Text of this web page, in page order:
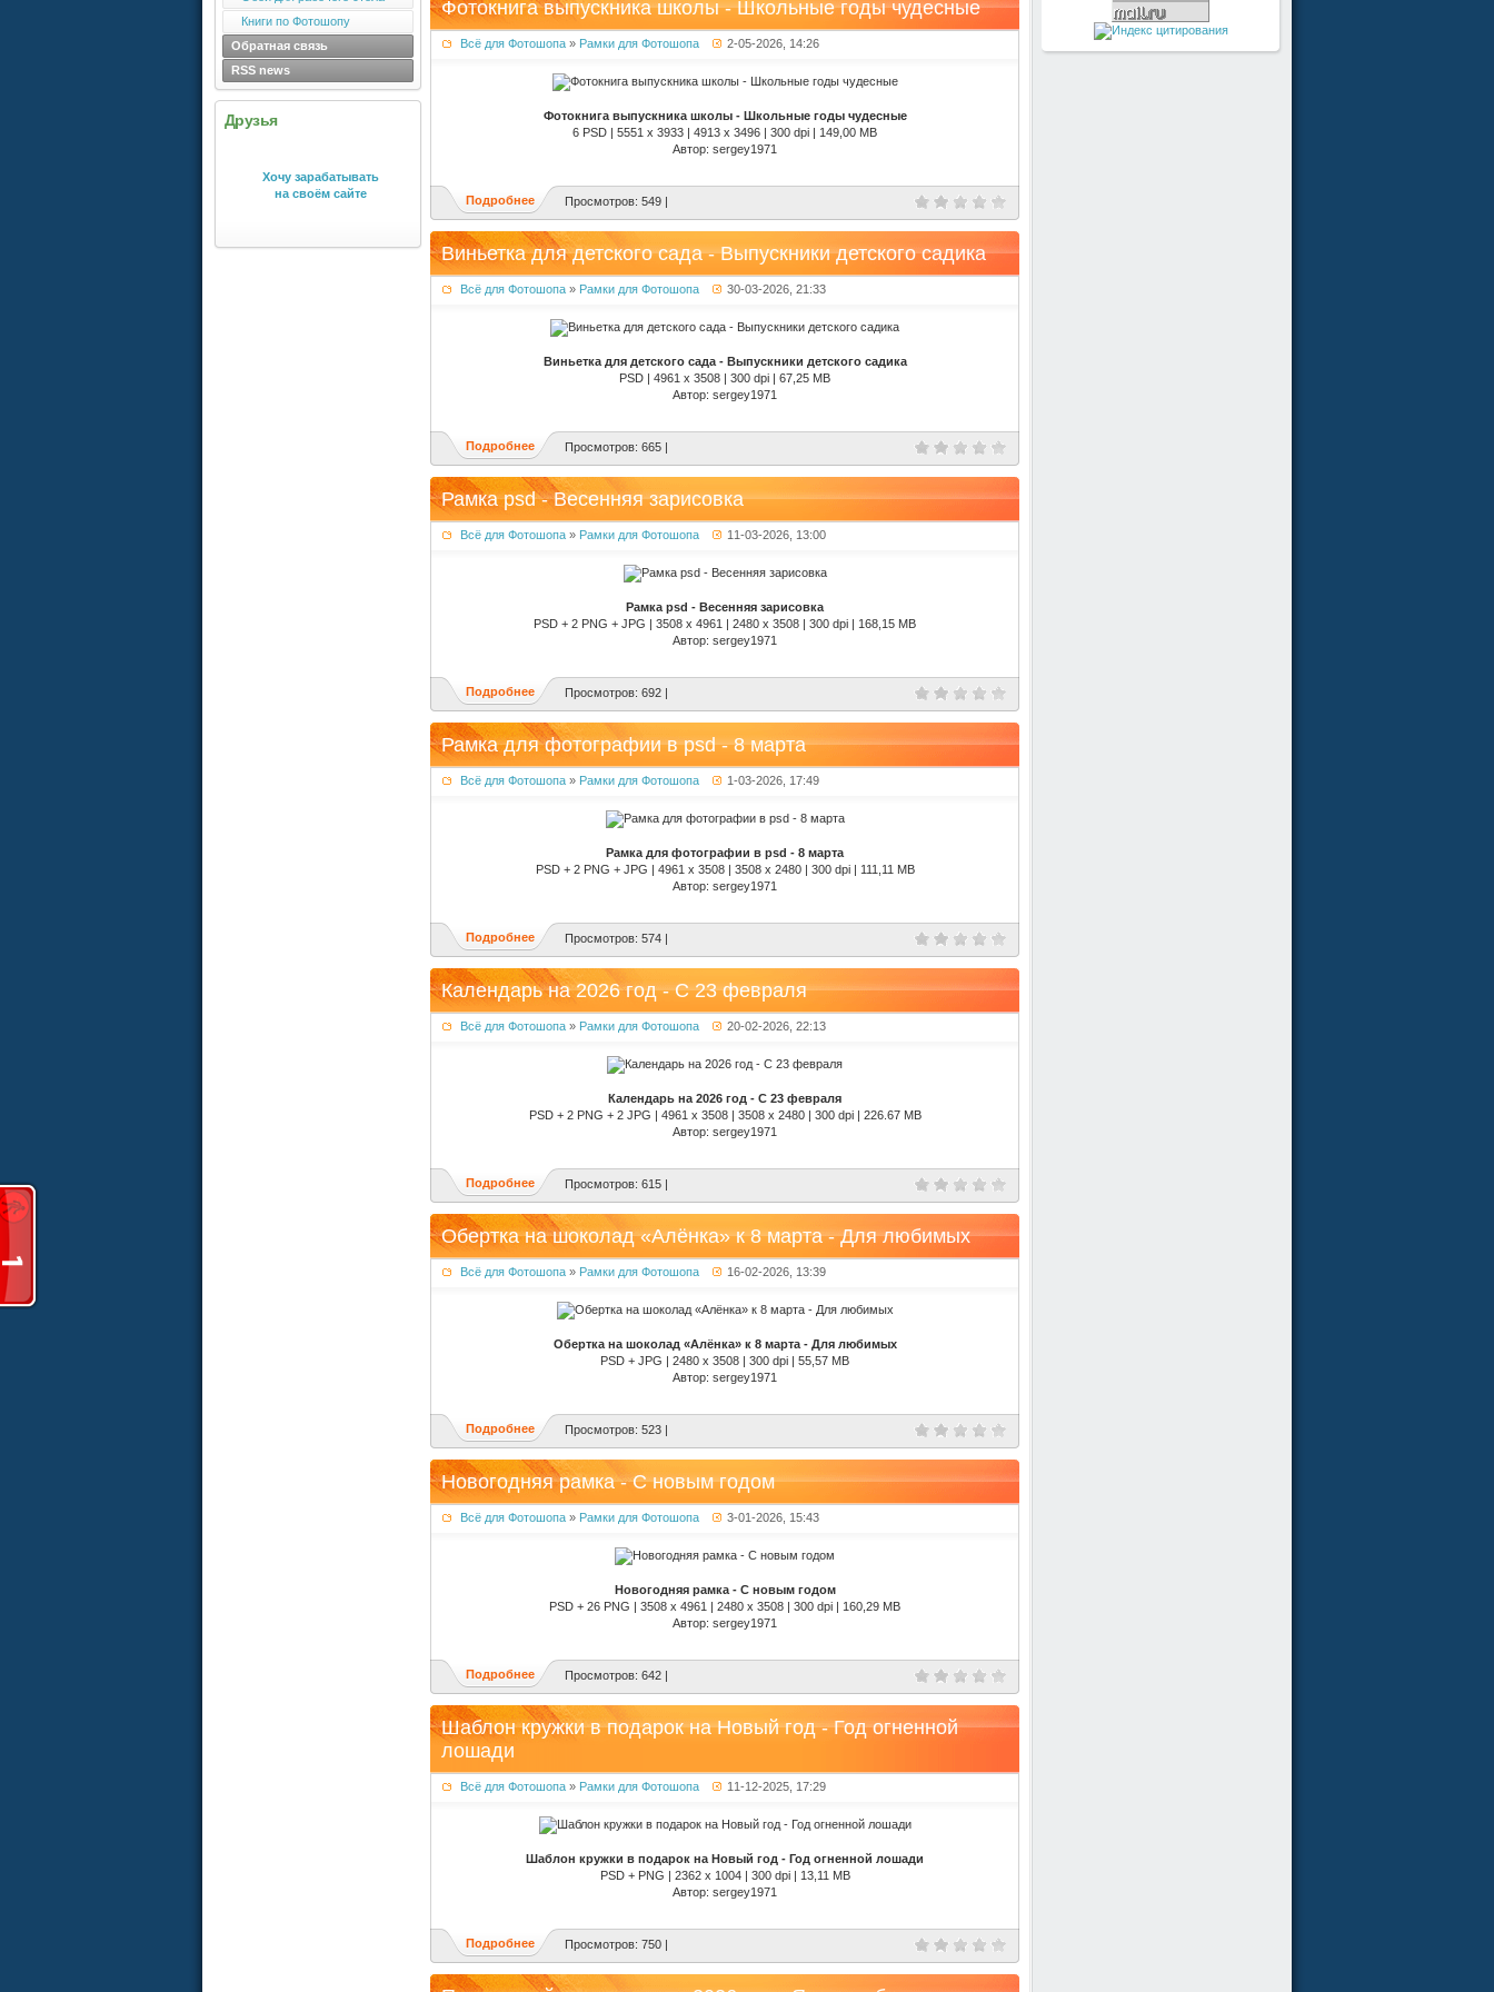
Книги по Фотошопу
Обратная связь
RSS news
Друзья
Хочу зарабатывать
на своём сайте
Фотокнига выпускника школы - Школьные годы чудесные
Всё для Фотошопа » Рамки для Фотошопа 2-05-2026, 14:26
Фотокнига выпускника школы - Школьные годы чудесные
6 PSD | 5551 x 3933 | 4913 x 3496 | 300 dpi | 149,00 MB
Автор: sergey1971
Подробнее Просмотров: 549 |
Виньетка для детского сада - Выпускники детского садика
Всё для Фотошопа » Рамки для Фотошопа 30-03-2026, 21:33
Виньетка для детского сада - Выпускники детского садика
PSD | 4961 x 3508 | 300 dpi | 67,25 MB
Автор: sergey1971
Подробнее Просмотров: 665 |
Рамка psd - Весенняя зарисовка
Всё для Фотошопа » Рамки для Фотошопа 11-03-2026, 13:00
Рамка psd - Весенняя зарисовка
PSD + 2 PNG + JPG | 3508 x 4961 | 2480 x 3508 | 300 dpi | 168,15 MB
Автор: sergey1971
Подробнее Просмотров: 692 |
Рамка для фотографии в psd - 8 марта
Всё для Фотошопа » Рамки для Фотошопа 1-03-2026, 17:49
Рамка для фотографии в psd - 8 марта
PSD + 2 PNG + JPG | 4961 x 3508 | 3508 x 2480 | 300 dpi | 111,11 MB
Автор: sergey1971
Подробнее Просмотров: 574 |
Календарь на 2026 год - С 23 февраля
Всё для Фотошопа » Рамки для Фотошопа 20-02-2026, 22:13
Календарь на 2026 год - С 23 февраля
PSD + 2 PNG + 2 JPG | 4961 x 3508 | 3508 x 2480 | 300 dpi | 226.67 MB
Автор: sergey1971
Подробнее Просмотров: 615 |
Обертка на шоколад «Алёнка» к 8 марта - Для любимых
Всё для Фотошопа » Рамки для Фотошопа 16-02-2026, 13:39
Обертка на шоколад «Алёнка» к 8 марта - Для любимых
PSD + JPG | 2480 x 3508 | 300 dpi | 55,57 MB
Автор: sergey1971
Подробнее Просмотров: 523 |
Новогодняя рамка - С новым годом
Всё для Фотошопа » Рамки для Фотошопа 3-01-2026, 15:43
Новогодняя рамка - С новым годом
PSD + 26 PNG | 3508 x 4961 | 2480 x 3508 | 300 dpi | 160,29 MB
Автор: sergey1971
Подробнее Просмотров: 642 |
Шаблон кружки в подарок на Новый год - Год огненной
лошади
Всё для Фотошопа » Рамки для Фотошопа 11-12-2025, 17:29
Шаблон кружки в подарок на Новый год - Год огненной лошади
PSD + PNG | 2362 x 1004 | 300 dpi | 13,11 MB
Автор: sergey1971
Подробнее Просмотров: 750 |